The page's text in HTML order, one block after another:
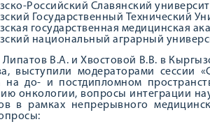
Российский Славянский
Государственный Технический
государственная медицинская
национальный аграрный
Липатов В.А. и Хвостовой В.В. в
выступили модераторами сессии
на до- и постдипломном
онкологии, вопросы интеграции
в рамках непрерывного